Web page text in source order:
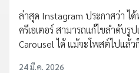
ล่าสุด Instagram ประกาศว่า ไ
ครีเอเตอร์ สามารถแก้ไขลำดับ
Carousel ได้ แม้จะโพสต์ไปแล้ว
24 มี.ค. 2026